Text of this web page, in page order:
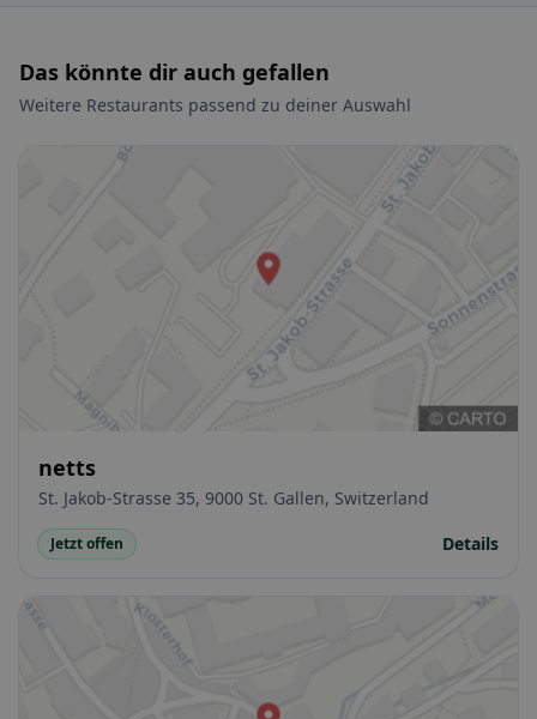
Das könnte dir auch gefallen
Weitere Restaurants passend zu deiner Auswahl
netts
St. Jakob-Strasse 35, 9000 St. Gallen, Switzerland
Jetzt offen Details